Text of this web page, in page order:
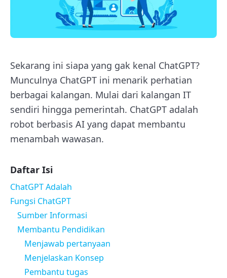
Sekarang ini siapa yang gak kenal ChatGPT?
Munculnya ChatGPT ini menarik perhatian
berbagai kalangan. Mulai dari kalangan IT
sendiri hingga pemerintah. ChatGPT adalah
robot berbasis AI yang dapat membantu
menambah wawasan.
Daftar Isi
ChatGPT Adalah
Fungsi ChatGPT
Sumber Informasi
Membantu Pendidikan
Menjawab pertanyaan
Menjelaskan Konsep
Pembantu tugas